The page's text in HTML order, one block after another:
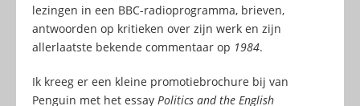
lezingen in een BBC-radioprogramma, brieven,
antwoorden op kritieken over zijn werk en zijn
allerlaatste bekende commentaar op 1984.
Ik kreeg er een kleine promotiebrochure bij van
Penguin met het essay Politics and the English